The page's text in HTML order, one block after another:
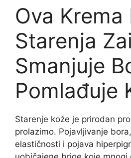
Ova Krema
Starenja
Smanjuje
Pomlađuje
Starenje kože je prirodan
prolazimo. Pojavljivanje
elastičnosti i pojava